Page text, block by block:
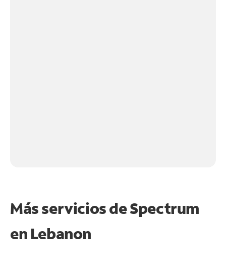
Más servicios de Spectrum
en Lebanon